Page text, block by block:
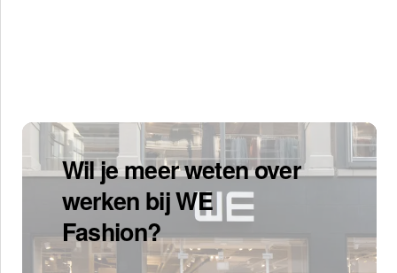
Wil je meer weten over
werken bij WE
Fashion?